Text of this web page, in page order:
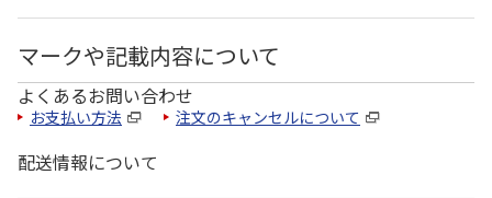
マークや記載内容について
よくあるお問い合わせ
お支払い方法 注文のキャンセルについて
配送情報について